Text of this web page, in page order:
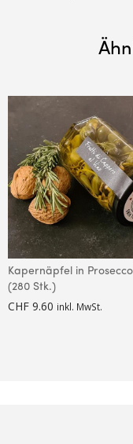
Kapernäpfel in
(280 Stk.)
CHF 9.60 inkl. MwSt.